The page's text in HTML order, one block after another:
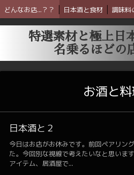
どんなお店...？？ 日本酒と食材 調味料
特選素材と極上日
名乗るほどの
お酒と
日本酒と２
今日はお店がお休みです。前回ペアリン
た。今回別な視線で考えたいなと思いま
アイテム、居酒屋で...